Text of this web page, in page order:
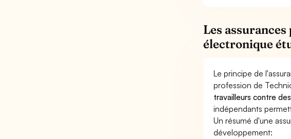
Les
électronique
Le principe de
profession de
travailleurs contre
indépendants
Un résumé d'une
développement: